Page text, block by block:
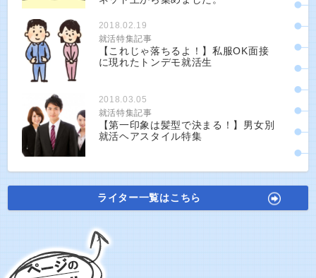
2018.02.19
就活特集記事
【これじゃ落ちるよ！】私服OK面接
に現れたトンデモ就活生
2018.03.05
就活特集記事
【第一印象は髪型で決まる！】男女別
就活ヘアスタイル特集
ライター一覧はこちら